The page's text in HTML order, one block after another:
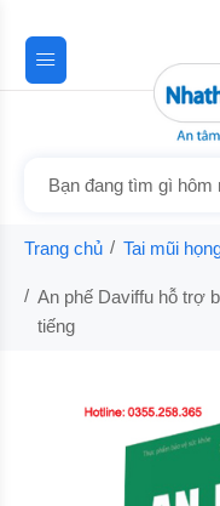
Trang chủ Tai mũi
An phế Daviffu hỗ trợ
tiếng